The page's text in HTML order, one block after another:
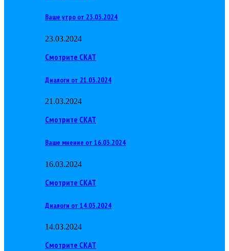
Ваше утро от 23.03.2024
23.03.2024
Смотрите СКАТ
Диалоги от 21.03.2024
21.03.2024
Смотрите СКАТ
Ваше мнение от 16.03.2024
16.03.2024
Смотрите СКАТ
Диалоги от 14.03.2024
14.03.2024
Смотрите СКАТ